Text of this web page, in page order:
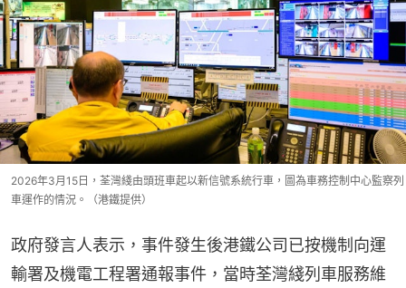
2026年3月15日，荃灣綫由頭班車起以新信號系統行車，圖為車務控制中心監察列
車運作的情況。（港鐵提供）
政府發言人表示，事件發生後港鐵公司已按機制向運
輸署及機電工程署通報事件，當時荃灣綫列車服務維